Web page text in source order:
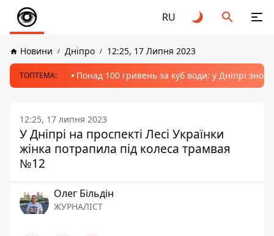
RU
Новини Дніпро 12:25, 17 Липня 2023
ТОПТЕМА: Понад 100 гривень за куб води: у Дніпрі
12:25, 17 липня 2023
У Дніпрі на проспекті Лесі Українки
жінка потрапила під колеса трамвая
№12
Олег Більдін
ЖУРНАЛІСТ